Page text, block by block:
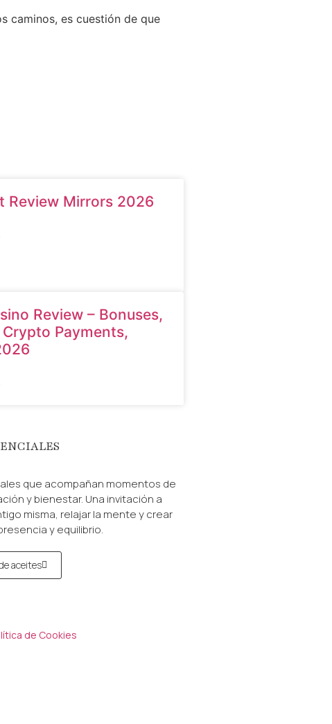
caminos, es cuestión de que
Review Mirrors 2026
Review – Bonuses,
Crypto Payments,
que acompañan momentos de
y bienestar. Una invitación a
misma, relajar la mente y crear
y equilibrio.
aceites
de Cookies